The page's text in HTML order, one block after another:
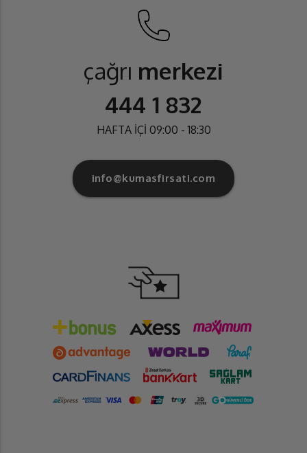
çağrı merkezi
444 1 832
HAFTA İÇİ 09:00 - 18:30
info@kumasfirsati.com